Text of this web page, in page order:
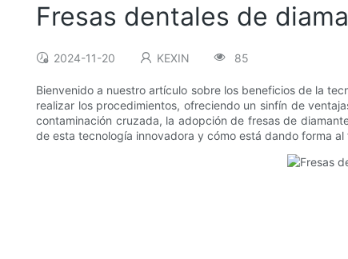
Fresas dentales de
2024-11-20 KEXIN 85
Bienvenido a nuestro artículo sobre los beneficios de la
realizar los procedimientos, ofreciendo un sinfín de
contaminación cruzada, la adopción de fresas de
de esta tecnología innovadora y cómo está dando forma